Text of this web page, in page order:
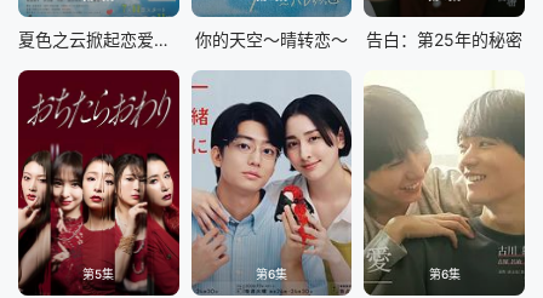
夏色之云掀起恋爱与风暴 你的天空～晴转恋～ 告白：第25年的秘密
第5集 第6集 第6集